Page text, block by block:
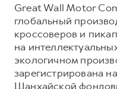
Great Wall Motor
глобальный
кроссоверов и
на
экологичном
зарегистрирована
Шанхайской